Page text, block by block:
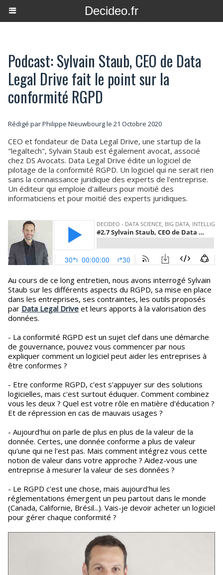
Decideo.fr
Podcast: Sylvain Staub, CEO de Data
Legal Drive fait le point sur la
conformité RGPD
Rédigé parPhilippe Nieuwbourgle 21 Octobre 2020
CEO et fondateur de Data Legal Drive, une startup de la
"legaltech", Sylvain Staub est également avocat, associé
chez DS Avocats. Data Legal Drive édite un logiciel de
pilotage de la conformité RGPD. Un logiciel qui ne serait rien
sans la connaissance juridique des experts de l'entreprise.
Un éditeur qui emploie d'ailleurs pour moitié des
informaticiens et pour moitié des experts juridiques.
Au cours de ce long entretien, nous avons interrogé Sylvain
Staub sur les différents aspects du RGPD, sa mise en place
dans les entreprises, ses contraintes, les outils proposés
par Data Legal Drive et leurs apports à la valorisation des
données.
- La conformité RGPD est un sujet clef dans une démarche
de gouvernance, pouvez vous commencer par nous
expliquer comment un logiciel peut aider les entreprises à
être conformes ?
- Etre conforme RGPD, c'est s'appuyer sur des solutions
logicielles, mais c'est surtout éduquer. Comment combinez
vous les deux ? Quel est votre rôle en matière d'éducation ?
Et de répression en cas de mauvais usages ?
- Aujourd'hui on parle de plus en plus de la valeur de la
donnée. Certes, une donnée conforme a plus de valeur
qu'une qui ne l'est pas. Mais comment intégrez vous cette
notion de valeur dans votre approche ? Aidez-vous une
entreprise à mesurer la valeur de ses données ?
- Le RGPD c'est une chose, mais aujourd'hui les
réglementations émergent un peu partout dans le monde
(Canada, Californie, Brésil...). Vais-je devoir acheter un logiciel
pour gérer chaque conformité ?